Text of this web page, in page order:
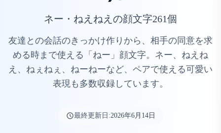
ネー・ねえねえの顔文字261個
友達との会話のきっかけ作りから、相手の同意を求
める時まで使える「ねー」顔文字。ネー、ねえね
え、ねぇねぇ、ねーねーなど、ペアで使える可愛い
表現も多数収録しています。
最終更新日:2026年6月14日